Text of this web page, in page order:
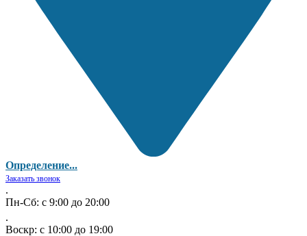
Определение...
Заказать звонок
.
Пн-Сб: с 9:00 до 20:00
.
Воскр: с 10:00 до 19:00